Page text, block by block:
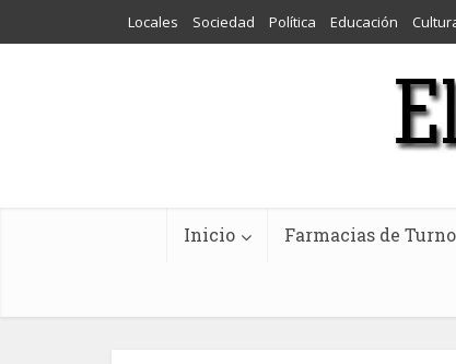
Locales Sociedad Política Educación
Inicio Farmacias de Turno